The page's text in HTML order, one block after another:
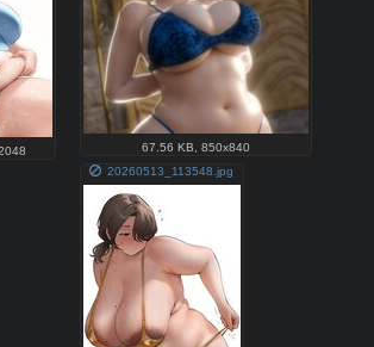
67.56 KB
850x840
20260513_113548.jpg